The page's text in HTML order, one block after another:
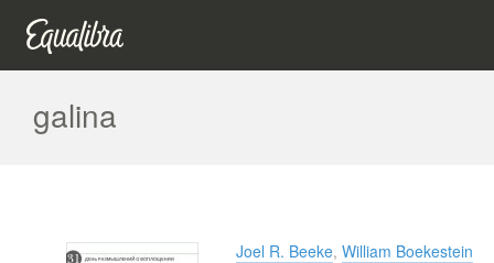
galina
Joel R. Beeke, William Boekestein